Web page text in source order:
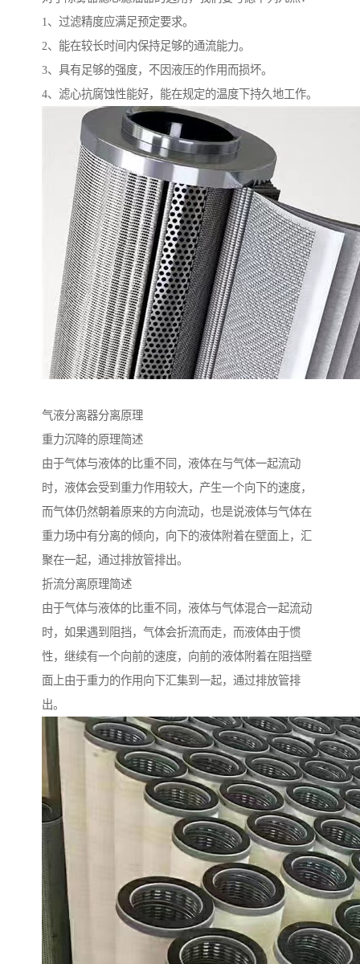
1、过滤精度应满足预定要求。
2、能在较长时间内保持足够的通流能力。
3、具有足够的强度，不因液压的作用而损坏。
4、滤心抗腐蚀性能好，能在规定的温度下持久地工作。
气液分离器分离原理
重力沉降的原理简述
由于气体与液体的比重不同，液体在与气体一起流动
时，液体会受到重力作用较大，产生一个向下的速度，
而气体仍然朝着原来的方向流动，也是说液体与气体在
重力场中有分离的倾向，向下的液体附着在壁面上，汇
聚在一起，通过排放管排出。
折流分离原理简述
由于气体与液体的比重不同，液体与气体混合一起流动
时，如果遇到阻挡，气体会折流而走，而液体由于惯
性，继续有一个向前的速度，向前的液体附着在阻挡壁
面上由于重力的作用向下汇集到一起，通过排放管排
出。